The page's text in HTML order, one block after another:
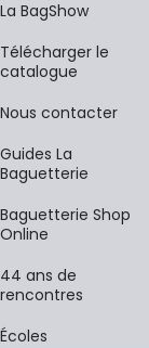
La BagShow
​Télécharger le
catalogue
Nous contacter
Guides La
Baguetterie
Baguetterie Shop
Online
44 ans de
rencontres
Écoles